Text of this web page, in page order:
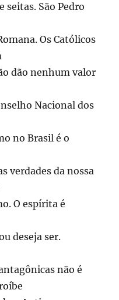
São Pedro
Os Católicos
dão nenhum valor
Nacional dos
no Brasil é o
verdades da nossa
O espírita é
deseja ser.
não é